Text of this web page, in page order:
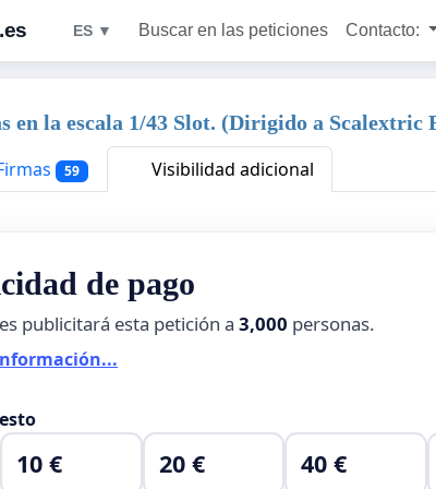
ES ▼ Buscar en las peticiones Contacto:
en la escala 1/43 Slot. (Dirigido a Scalextric
59 Visibilidad adicional
de pago
publicitará esta petición a 3,000 personas.
10 € 20 € 40 €